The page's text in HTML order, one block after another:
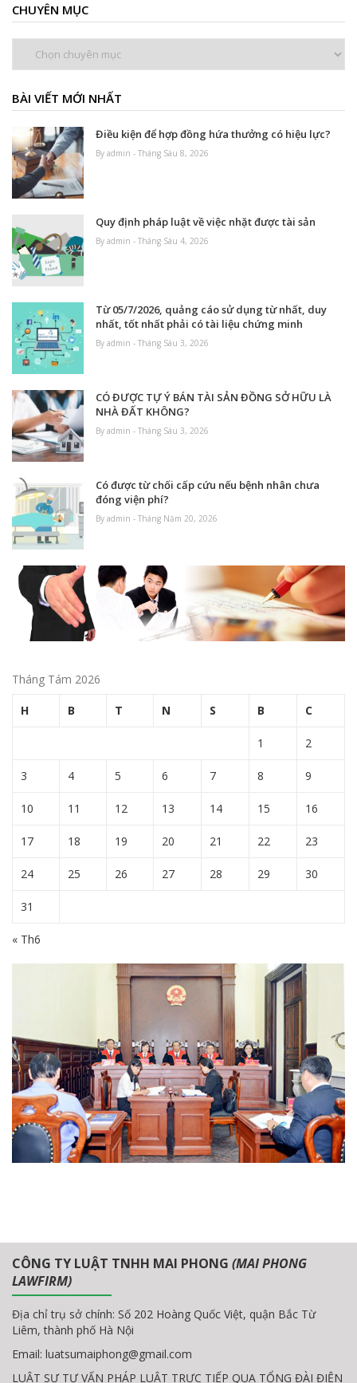
CHUYÊN MỤC
BÀI VIẾT MỚI NHẤT
Điều kiện để hợp đồng hứa thưởng có hiệu lực?
By admin - Tháng Sáu 8, 2026
Quy định pháp luật về việc nhặt được tài sản
By admin - Tháng Sáu 4, 2026
Từ 05/7/2026, quảng cáo sử dụng từ nhất, duy
nhất, tốt nhất phải có tài liệu chứng minh
By admin - Tháng Sáu 3, 2026
CÓ ĐƯỢC TỰ Ý BÁN TÀI SẢN ĐỒNG SỞ HỮU LÀ
NHÀ ĐẤT KHÔNG?
By admin - Tháng Sáu 3, 2026
Có được từ chối cấp cứu nếu bệnh nhân chưa
đóng viện phí?
By admin - Tháng Năm 20, 2026
Tháng Tám 2026
H B T N S B C
1 2
3 4 5 6 7 8 9
10 11 12 13 14 15 16
17 18 19 20 21 22 23
24 25 26 27 28 29 30
31
« Th6
CÔNG TY LUẬT TNHH MAI PHONG (MAI PHONG
LAWFIRM)
Địa chỉ trụ sở chính: Số 202 Hoàng Quốc Việt, quận Bắc Từ
Liêm, thành phố Hà Nội
Email: luatsumaiphong@gmail.com
LUẬT SƯ TƯ VẤN PHÁP LUẬT TRỰC TIẾP QUA TỔNG ĐÀI ĐIỆN